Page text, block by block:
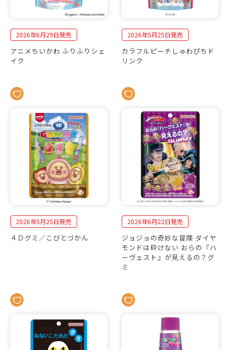
2026年6月29日発売
アニメちいかわ ふりふりシェ
イク
2026年5月25日発売
カラフルピーチしゅわぴちド
リンク
2026年5月25日発売
４Ｄグミ／こびとづかん
2026年6月22日発売
ジョジョの奇妙な冒険 ダイヤ
モンドは砕けない おらの『ハ
ーヴェスト』が見えるの？グ
ミ